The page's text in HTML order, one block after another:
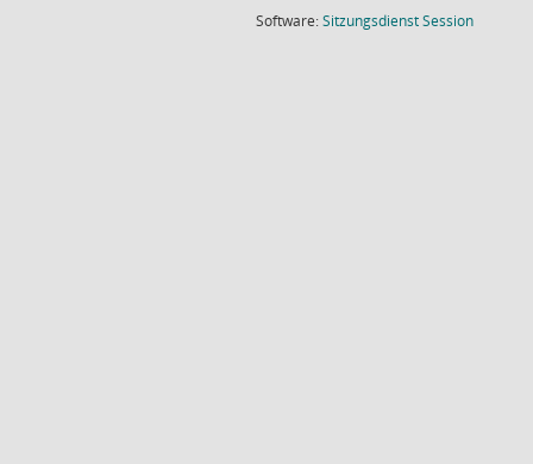
Software:SitzungsdienstSession(Wird in